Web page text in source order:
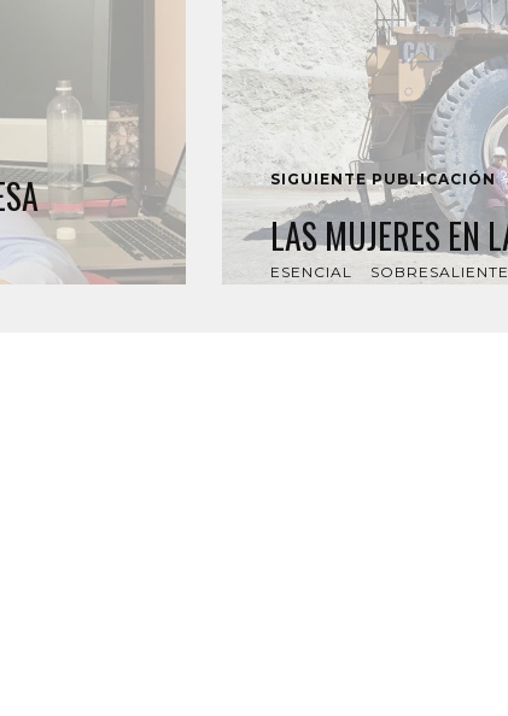
SIGUIENTE PUBLICACIÓN
LAS MUJERES EN
ESENCIAL SOBRESALIENTE